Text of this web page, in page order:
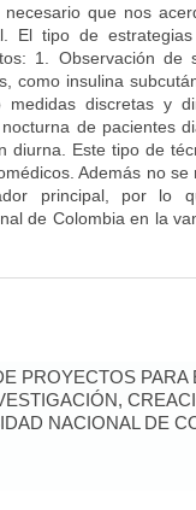
que nos
El tipo de
1. Observación de
como insulina
discretas y
de pacientes
diurna. Este tipo de
Además no se
principal, por lo
de Colombia en la
PROYECTOS PARA
NACIONAL DE